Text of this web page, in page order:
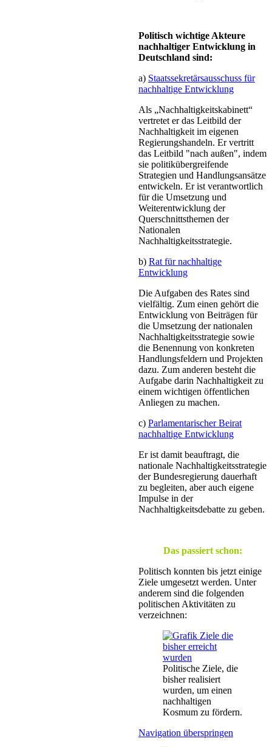
Politisch wichtige Akteure
nachhaltiger Entwicklung in
Deutschland sind:
a) Staatssekretärsausschuss für
nachhaltige Entwicklung
Als „Nachhaltigkeitskabinett“
vertretet er das Leitbild der
Nachhaltigkeit im eigenen
Regierungshandeln. Er vertritt
das Leitbild "nach außen", indem
sie politikübergreifende
Strategien und Handlungsansätze
entwickeln. Er ist verantwortlich
für die Umsetzung und
Weiterentwicklung der
Querschnittsthemen der
Nationalen
Nachhaltigkeitsstrategie.
b) Rat für nachhaltige
Entwicklung
Die Aufgaben des Rates sind
vielfältig. Zum einen gehört die
Entwicklung von Beiträgen für
die Umsetzung der nationalen
Nachhaltigkeitsstrategie sowie
die Benennung von konkreten
Handlungsfeldern und Projekten
dazu. Zum anderen besteht die
Aufgabe darin Nachhaltigkeit zu
einem wichtigen öffentlichen
Anliegen zu machen.
c) Parlamentarischer Beirat
nachhaltige Entwicklung
Er ist damit beauftragt, die
nationale Nachhaltigkeitsstrategie
der Bundesregierung dauerhaft
zu begleiten, aber auch eigene
Impulse in der
Nachhaltigkeitsdebatte zu geben.
Das passiert schon:
Politisch konnten bis jetzt einige
Ziele umgesetzt werden. Unter
anderem sind die folgenden
politischen Aktivitäten zu
verzeichnen:
Politische Ziele, die
bisher realisiert
wurden, um einen
nachhaltigen
Kosmum zu fördern.
Navigation überspringen